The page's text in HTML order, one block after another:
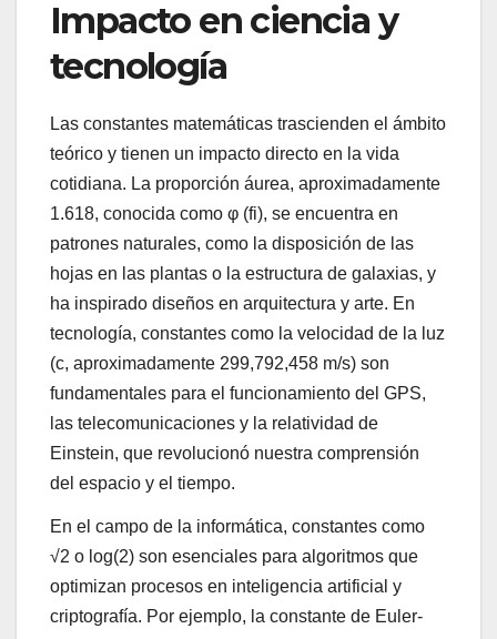
Impacto en ciencia y
tecnología
Las constantes matemáticas trascienden el ámbito
teórico y tienen un impacto directo en la vida
cotidiana. La proporción áurea, aproximadamente
1.618, conocida como φ (fi), se encuentra en
patrones naturales, como la disposición de las
hojas en las plantas o la estructura de galaxias, y
ha inspirado diseños en arquitectura y arte. En
tecnología, constantes como la velocidad de la luz
(c, aproximadamente 299,792,458 m/s) son
fundamentales para el funcionamiento del GPS,
las telecomunicaciones y la relatividad de
Einstein, que revolucionó nuestra comprensión
del espacio y el tiempo.
En el campo de la informática, constantes como
√2 o log(2) son esenciales para algoritmos que
optimizan procesos en inteligencia artificial y
criptografía. Por ejemplo, la constante de Euler-